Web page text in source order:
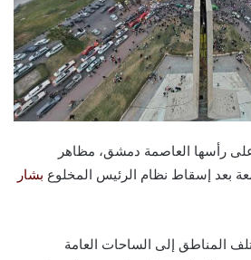
رأسها العاصمة دمشق، مظاهر
بعد إسقاط نظام الرئيس المخلوع بشار
المناطق إلى الساحات العامة